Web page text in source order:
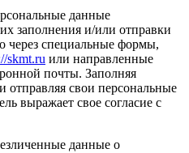
данные
заполнения и/или отправки
через специальные формы,
skmt.ru или направленные
почты. Заполняя
свои персональные
выражает свое согласие с
данные о